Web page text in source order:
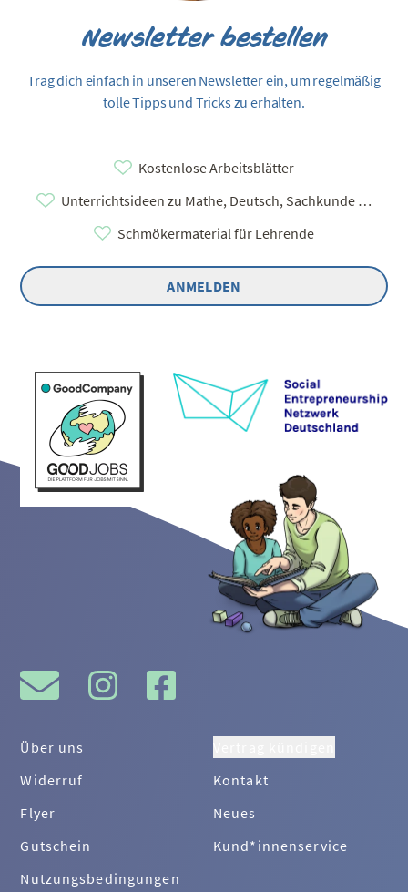
Newsletter bestellen
Trag dich einfach in unseren Newsletter ein, um regelmäßig
tolle Tipps und Tricks zu erhalten.
Kostenlose Arbeitsblätter
Unterrichtsideen zu Mathe, Deutsch, Sachkunde …
Schmökermaterial für Lehrende
ANMELDEN
Über uns
Widerruf
Kontakt
Flyer
Neues
Gutschein
Kund*innenservice
Nutzungsbedingungen